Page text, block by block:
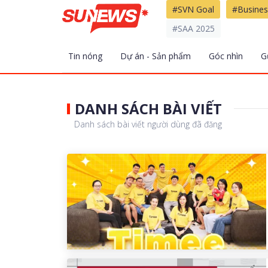
#SVN Goal
#SAA 2025
Tin nóng Dự án - Sản phẩm Góc nhìn
DANH SÁCH BÀI VIẾT
Danh sách bài viết người dùng đã đăng